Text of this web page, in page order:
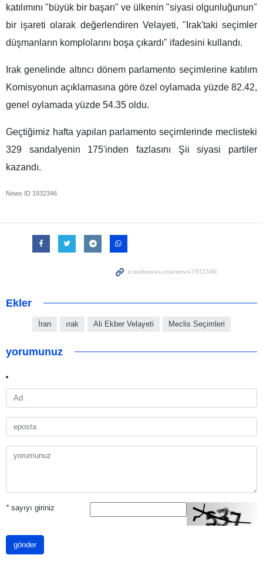
katılımını "büyük bir başarı" ve ülkenin "siyasi olgunluğunun"
bir işareti olarak değerlendiren Velayeti, "Irak'taki seçimler
düşmanların komplolarını boşa çıkardı" ifadesini kullandı.
Irak genelinde altıncı dönem parlamento seçimlerine katılım
Komisyonun açıklamasına göre özel oylamada yüzde 82.42,
genel oylamada yüzde 54.35 oldu.
Geçtiğimiz hafta yapılan parlamento seçimlerinde meclisteki
329 sandalyenin 175'inden fazlasını Şii siyasi partiler
kazandı.
News ID 1932346
Ekler
İran ırak Ali Ekber Velayeti Meclis Seçimleri
yorumunuz
*sayıyı giriniz
gönder